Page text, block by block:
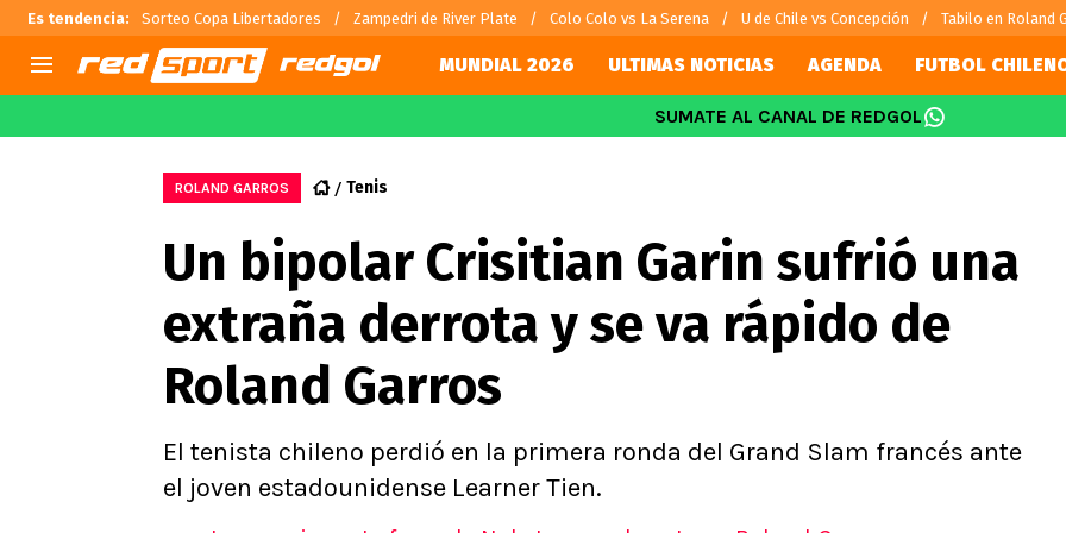
Es tendencia: Sorteo Copa Libertadores Zampedri de River Plate Colo Colo vs La Serena U de Chile vs Concepción Tabilo en Roland
Selección Chilena
U de Chile
U Católica
Campeonato Nacional
Primera B
Segunda División
Copa Chile
Supercopa Chile
Campeonato Femenino
Alexis Sánchez
Carlos Palacios
Chilenos por el mundo
Fútbol Argentino
Fútbol Brasileño
Conference
Ligue 1
Premier
Serie A
MUNDIAL 2026 ULTIMAS NOTICIAS AGENDA FUTBOL
SUMATE AL CANAL DE REDGOL
ROLAND GARROS Tenis
Un bipolar Crisitian Garin sufrió una
extraña derrota y se va rápido de
Roland Garros
El tenista chileno perdió en la primera ronda del Grand Slam francés ante
el joven estadounidense Learner Tien.